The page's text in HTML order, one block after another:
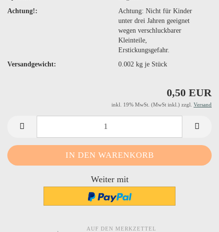
Achtung!:
Achtung: Nicht für Kinder
unter drei Jahren geeignet
wegen verschluckbarer
Kleinteile,
Erstickungsgefahr.
Versandgewicht:
0.002kg je Stück
0,50 EUR
inkl. 19% MwSt. (MwSt inkl.) zzgl. Versand
Weiter mit
AUF DEN MERKZETTEL